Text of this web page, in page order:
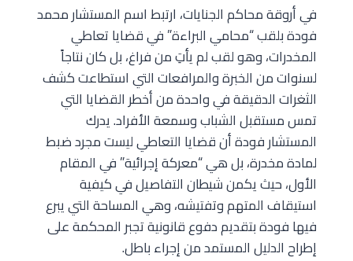
في أروقة محاكم الجنايات، ارتبط اسم المستشار محمد
فودة بلقب “محامي البراءة” في قضايا تعاطي
المخدرات، وهو لقب لم يأتِ من فراغ، بل كان نتاجاً
لسنوات من الخبرة والمرافعات التي استطاعت كشف
الثغرات الدقيقة في واحدة من أخطر القضايا التي
تمس مستقبل الشباب وسمعة الأفراد. يدرك
المستشار فودة أن قضايا التعاطي ليست مجرد ضبط
لمادة مخدرة، بل هي “معركة إجرائية” في المقام
الأول، حيث يكمن شيطان التفاصيل في كيفية
استيقاف المتهم وتفتيشه، وهي المساحة التي يبرع
فيها فودة بتقديم دفوع قانونية تجبر المحكمة على
إطراح الدليل المستمد من إجراء باطل.